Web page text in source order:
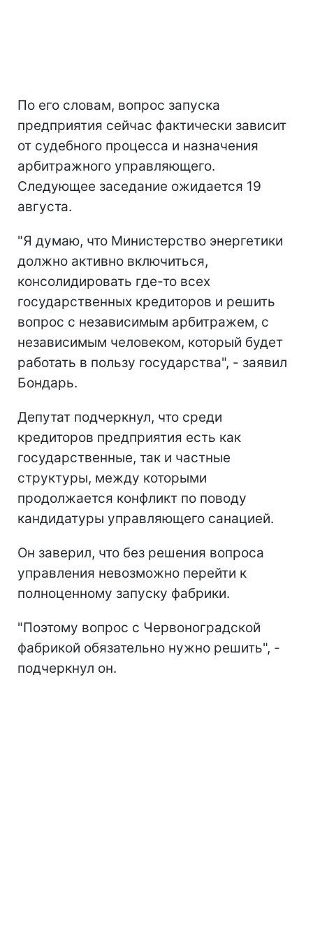
По его словам, вопрос запуска
предприятия сейчас фактически зависит
от судебного процесса и назначения
арбитражного управляющего.
Следующее заседание ожидается 19
августа.
"Я думаю, что Министерство энергетики
должно активно включиться,
консолидировать где-то всех
государственных кредиторов и решить
вопрос с независимым арбитражем, с
независимым человеком, который будет
работать в пользу государства", - заявил
Бондарь.
Депутат подчеркнул, что среди
кредиторов предприятия есть как
государственные, так и частные
структуры, между которыми
продолжается конфликт по поводу
кандидатуры управляющего санацией.
Он заверил, что без решения вопроса
управления невозможно перейти к
полноценному запуску фабрики.
"Поэтому вопрос с Червоноградской
фабрикой обязательно нужно решить", -
подчеркнул он.